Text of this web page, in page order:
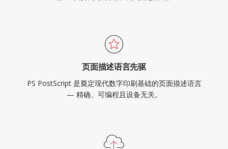
页面描述语言先驱
PS PostScript 是奠定现代数字印刷基础的页面描述语言
— 精确、可编程且设备无关。